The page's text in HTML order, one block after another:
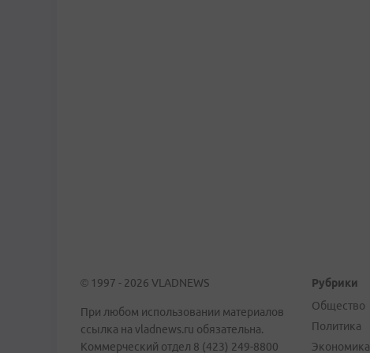
© 1997 - 2026 VLADNEWS
При любом использовании материалов
ссылка на vladnews.ru обязательна.
Коммерческий отдел 8 (423) 249-8800
Рубрики
Общество
Политика
Экономика